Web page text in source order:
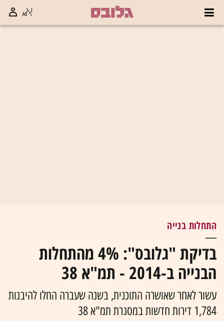
התחלות בנייה
בדיקת "גלובס": 4% מהתחלות
הבנייה ב-2014 - תמ"א 38
עשור לאחר שאושרה התוכנית, בשנה שעברה החלו להיבנות
1,784 דירות חדשות במסגרת תמ"א 38